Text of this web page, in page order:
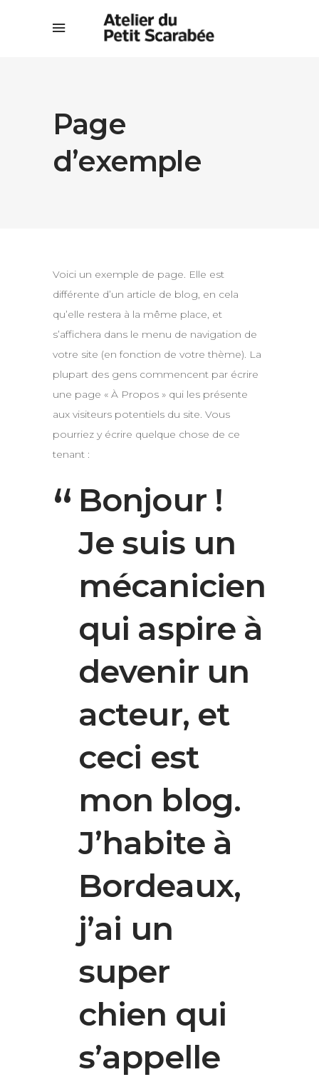
Page
d’exemple
Voici un exemple de page. Elle est
différente d’un article de blog, en cela
qu’elle restera à la même place, et
s’affichera dans le menu de navigation de
votre site (en fonction de votre thème). La
plupart des gens commencent par écrire
une page « À Propos » qui les présente
aux visiteurs potentiels du site. Vous
pourriez y écrire quelque chose de ce
tenant :
Bonjour !
Je suis un
mécanicien
qui aspire à
devenir un
acteur, et
ceci est
mon blog.
J’habite à
Bordeaux,
j’ai un
super
chien qui
s’appelle